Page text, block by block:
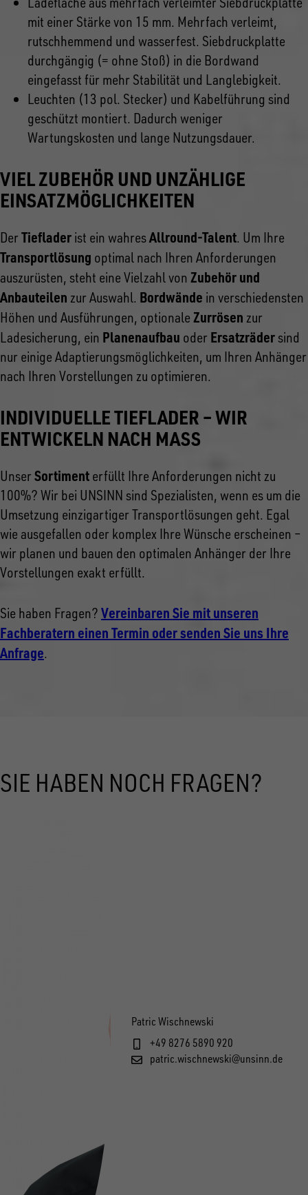
mit einer Stärke von 15 mm. Mehrfach verleimt,
rutschhemmend und wasserfest. Siebdruckplatte
durchgängig (= ohne Stoß) in die Bordwand
eingefasst für mehr Stabilität und Langlebigkeit.
Leuchten (13 pol. Stecker) und Kabelführung sind
geschützt montiert. Dadurch weniger
Wartungskosten und lange Nutzungsdauer.
VIEL ZUBEHÖR UND UNZÄHLIGE
EINSATZMÖGLICHKEITEN
DerTieflader ist ein wahresAllround-Talent. Um Ihre
Transportlösung optimal nach Ihren Anforderungen
auszurüsten, steht eine Vielzahl von Zubehör und
Anbauteilen zur Auswahl. Bordwände in verschiedensten
Höhen und Ausführungen, optionale Zurrösen zur
Ladesicherung, ein Planenaufbau oder Ersatzräder sind
nur einige Adaptierungsmöglichkeiten, um Ihren Anhänger
nach Ihren Vorstellungen zu optimieren.
INDIVIDUELLE TIEFLADER – WIR
ENTWICKELN NACH MASS
Unser Sortiment erfüllt Ihre Anforderungen nicht zu
100%? Wir bei UNSINN sind Spezialisten, wenn es um die
Umsetzung einzigartiger Transportlösungen geht. Egal
wie ausgefallen oder komplex Ihre Wünsche erscheinen –
wir planen und bauen den optimalen Anhänger der Ihre
Vorstellungen exakt erfüllt.
Sie haben Fragen? Vereinbaren Sie mit unseren
Fachberatern einen Termin oder senden Sie uns Ihre
Anfrage.
SIE HABEN NOCH FRAGEN?
Patric Wischnewski
+49 8276 5890 920
patric.wischnewski@unsinn.de